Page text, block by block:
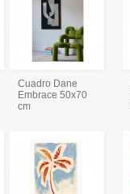
Cuadro Dane
Embrace 50x70
cm